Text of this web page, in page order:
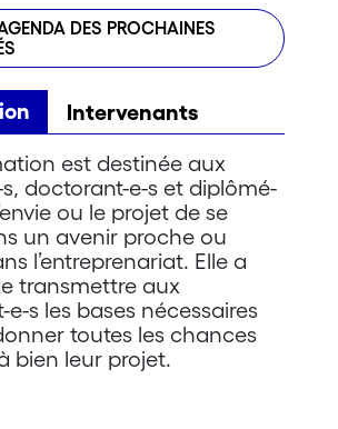
DES PROCHAINES
Intervenants
est destinée aux
doctorant-e-s et diplômé-
ou le projet de se
un avenir proche ou
l’entreprenariat. Elle a
transmettre aux
s les bases nécessaires
toutes les chances
bien leur projet.